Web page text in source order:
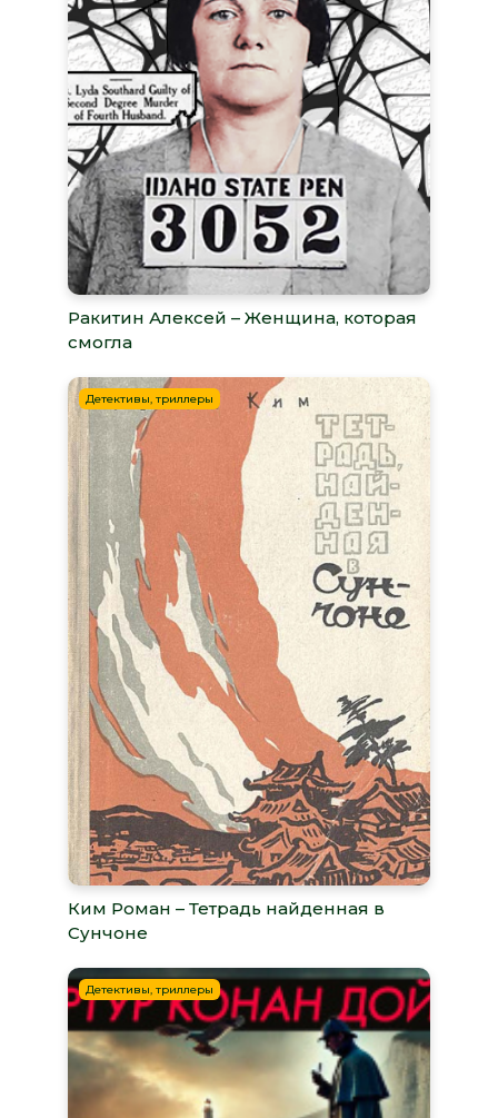
Ракитин Алексей – Женщина, которая
смогла
Детективы, триллеры
Ким Роман – Тетрадь найденная в
Сунчоне
Детективы, триллеры